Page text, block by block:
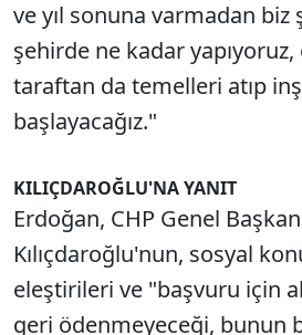
ve yıl sonuna varmadan biz
şehirde ne kadar
taraftan da temelleri atıp
başlayacağız."
KILIÇDAROĞLU'NA YANIT
Erdoğan, CHP Genel
Kılıçdaroğlu'nun, sosyal
eleştirileri ve "başvuru için
geri ödenmeyeceği, bunun